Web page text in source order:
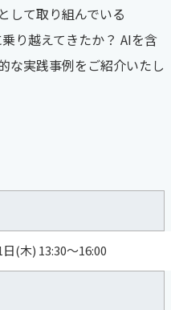
して取り組んでいる
り越えてきたか？ AIを含
な実践事例をご紹介いたし
(木) 13:30～16:00